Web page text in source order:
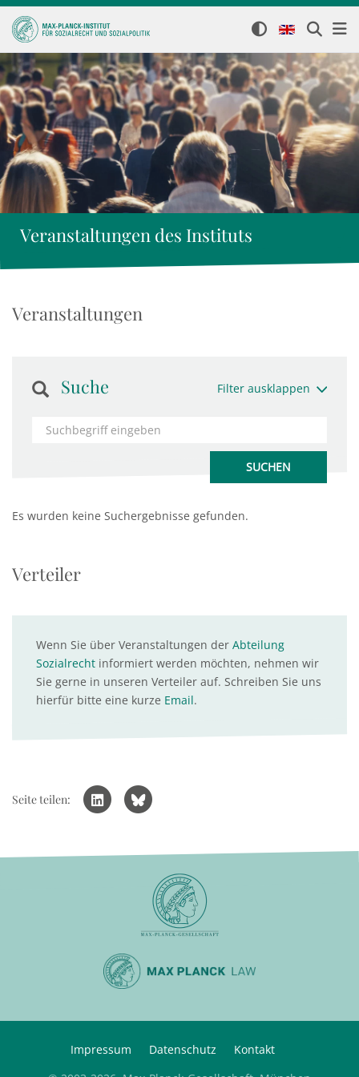
Veranstaltungen des Instituts
Veranstaltungen
Suche Filter ausklappen
Es wurden keine Suchergebnisse gefunden.
Verteiler
Wenn Sie über Veranstaltungen der Abteilung
Sozialrecht informiert werden möchten, nehmen wir
Sie gerne in unseren Verteiler auf. Schreiben Sie uns
hierfür bitte eine kurze Email.
Seite teilen:
Impressum Datenschutz
Kontakt